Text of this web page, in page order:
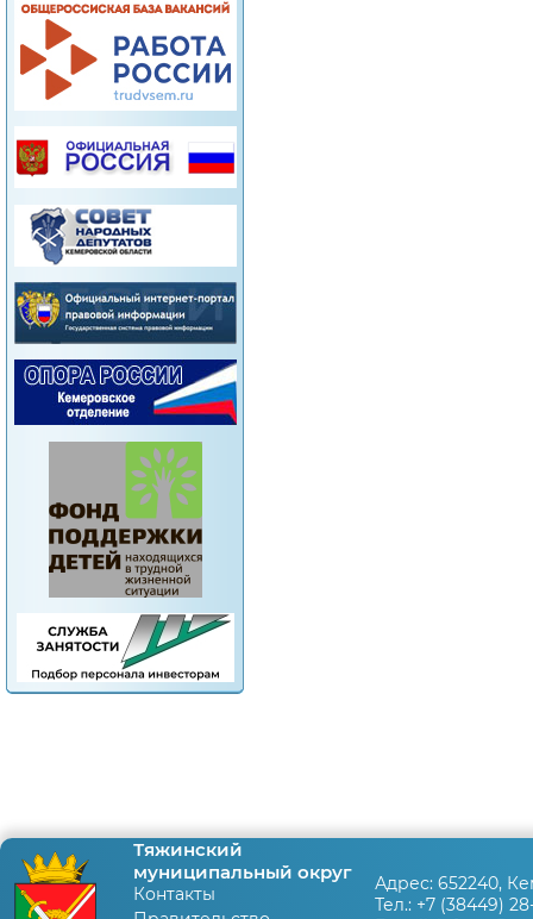
Тяжинский
муниципальный округ
Контакты
Адрес: 652240,
Тел.: +7 (38449)